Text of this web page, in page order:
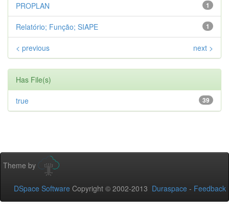
1
PROPLAN
1
Relatório; Função; SIAPE
< previous next >
Has File(s)
39
true
Theme by
DSpace Software Copyright © 2002-2013 Duraspace - Feedback